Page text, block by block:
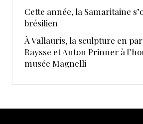
Cette année, la Samaritaine
brésilien
À Vallauris, la sculpture en
Raysse et Anton Prinner à
musée Magnelli